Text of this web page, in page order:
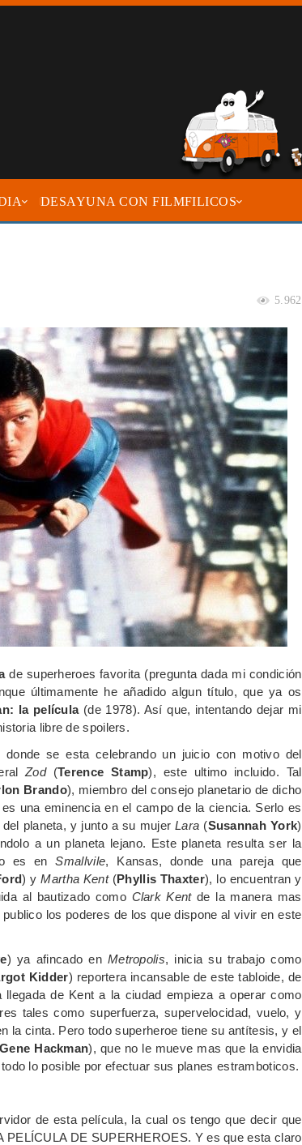
DESAYUNA CON FILMFILICOS
5.962
de superheroes favorita (pregunta dada mi condición
últimamente he añadido algun título, que ya os
la película(de 1978). Así que, intentando dejar mi
libre de spoilers.
donde se esta celebrando un juicio con motivo del
Zod(Terence Stamp), este ultimo incluido. Tal
Brando), miembro del consejo planetario de dicho
una eminencia en el campo de la ciencia. Serlo es
planeta, y junto a su mujerLara (Susannah York)
a un planeta lejano. Este planeta resulta ser la
es enSmallvile, Kansas, donde una pareja que
) yMartha Kent(Phyllis Thaxter), lo encuentran y
al bautizado como Clark Kentde la manera mas
los poderes de los que dispone al vivir en este
) ya afincado en Metropolis, inicia su trabajo como
Kidder) reportera incansable de este tabloide, de
de Kent a la ciudad empieza a operar como
tales como superfuerza, supervelocidad, vuelo, y
la cinta. Pero todo superheroe tiene su antítesis, y el
Gene Hackman), que no le mueve mas que la envidia
lo posible por efectuar sus planes estramboticos.
de esta película, la cual os tengo que decir que
DE SUPERHEROES. Y es que esta claro